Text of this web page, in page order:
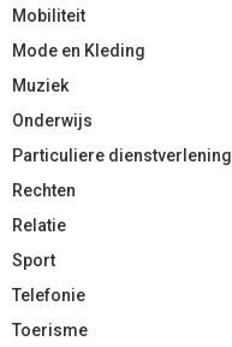
Mobiliteit
Mode en Kleding
Muziek
Onderwijs
Particuliere dienstverlening
Rechten
Relatie
Sport
Telefonie
Toerisme